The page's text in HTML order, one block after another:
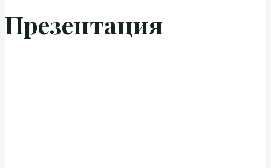
Презентация